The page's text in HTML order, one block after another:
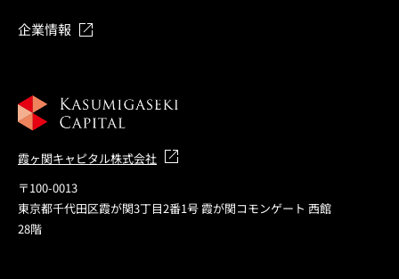
企業情報
霞ヶ関キャピタル株式会社
〒100-0013
東京都千代田区霞が関3丁目2番1号 霞が関コモンゲート 西館
28階